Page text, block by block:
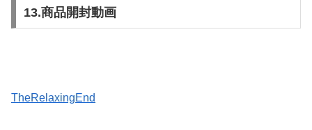
13.商品開封動画
TheRelaxingEnd